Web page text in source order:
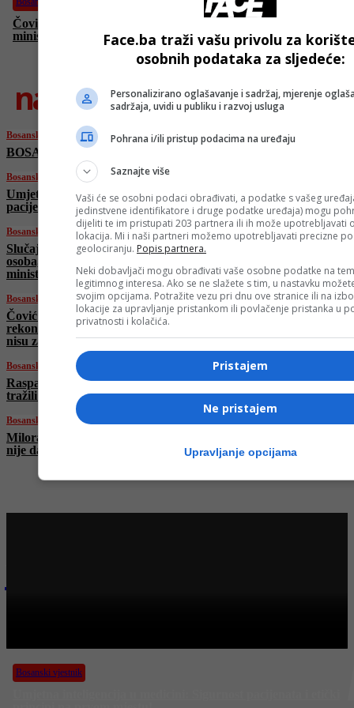
Čović razvalio plan Trojke: Nema rekonstrukcije Vijeća
ministara! Vuković: Srbi nisu zastupljeni!
najnovije
Bosanski vjestnik
BOSANSKI VJESTNIK – 20. 6. 2025.
Bosanski vjestnik
Umjetna inteligencija u medicini: Sigurnost
pacijenata i etički principi na prvom mjestu!
Bosanski vjestnik
Slučaj Viaduct: SIPA saslušala više od pet
osoba, navodno saslušani i pojedinci iz Vijeća
ministara?
Bosanski vjestnik
Čović razvalio plan Trojke: Nema
rekonstrukcije Vijeća ministara! Vuković: Srbi
nisu zastupljeni!
Bosanski vjestnik
Raspada li se SDS? Bivši predsjednici SDS-a
tražili smjenu Miličevića, stranka ga podržala
Bosanski vjestnik
Milorad Dodik: RS ima alternativu! Moskva
nije daleko! Da nas nisu okupirali…
Bosanski vjestnik
Face.ba traži vašu privolu za
osobnih podataka za sljedeće:
Personalizirano oglašavanje i sadržaj, mjerenje
sadržaja, uvidi u publiku i razvoj usluga
Pohrana i/ili pristup podacima na uređaju
Saznajte više
Vaši će se osobni podaci obrađivati, a podatke s vašeg
jedinstvene identifikatore i druge podatke uređaja) mogu
dijeliti te im pristupati 203 partnera ili ih može upotrebljavati
lokacija. Mi i naši partneri možemo upotrebljavati precizne
geolociranju. Popis partnera.
Neki dobavljači mogu obrađivati vaše osobne podatke na
legitimnog interesa. Ako se ne slažete s tim, u nastavku
svojim opcijama. Potražite vezu pri dnu ove stranice ili na
lokacije za upravljanje pristankom ili povlačenje pristanka u
privatnosti i kolačića.
Pristajem
Ne pristajem
Upravljanje opcijama